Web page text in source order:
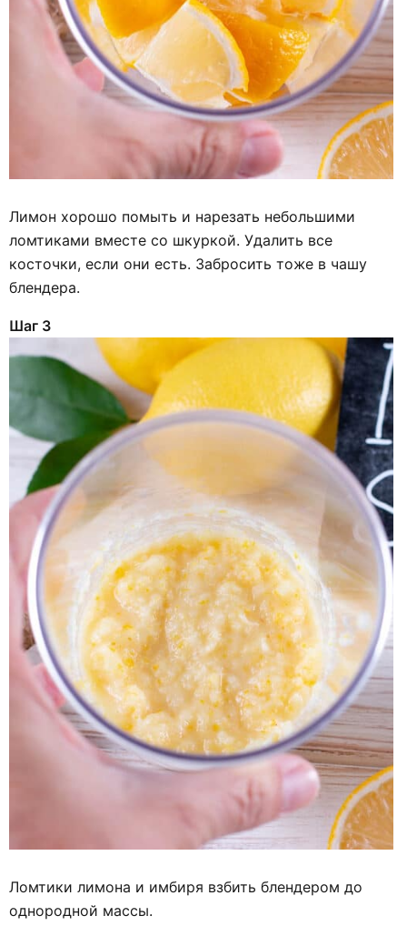
Лимон хорошо помыть и нарезать небольшими
ломтиками вместе со шкуркой. Удалить все
косточки, если они есть. Забросить тоже в чашу
блендера.
Шаг 3
Ломтики лимона и имбиря взбить блендером до
однородной массы.